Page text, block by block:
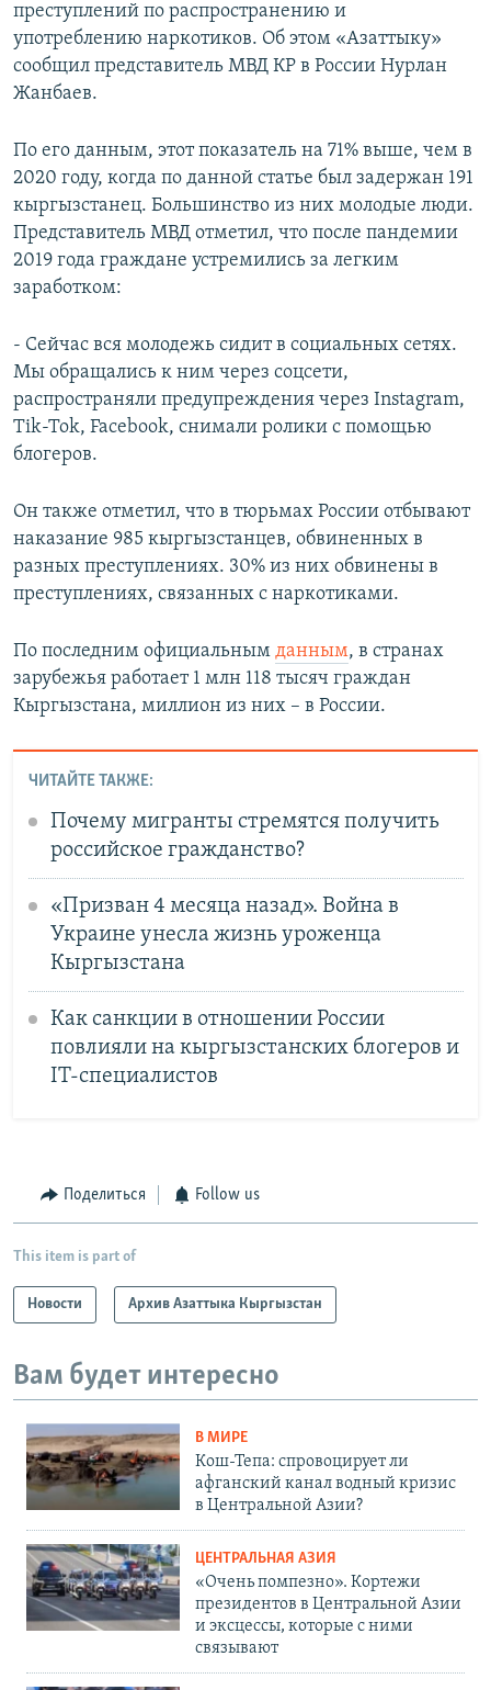
преступлений по распространению и
употреблению наркотиков. Об этом «Азаттыку»
сообщил представитель МВД КР в России Нурлан
Жанбаев.
По его данным, этот показатель на 71% выше, чем в
2020 году, когда по данной статье был задержан 191
кыргызстанец. Большинство из них молодые люди.
Представитель МВД отметил, что после пандемии
2019 года граждане устремились за легким
заработком:
- Сейчас вся молодежь сидит в социальных сетях.
Мы обращались к ним через соцсети,
распространяли предупреждения через Instagram,
Tik-Tok, Facebook, снимали ролики с помощью
блогеров.
Он также отметил, что в тюрьмах России отбывают
наказание 985 кыргызстанцев, обвиненных в
разных преступлениях. 30% из них обвинены в
преступлениях, связанных с наркотиками.
По последним официальным данным, в странах
зарубежья работает 1 млн 118 тысяч граждан
Кыргызстана, миллион из них – в России.
ЧИТАЙТЕ ТАКЖЕ:
Почему мигранты стремятся получить
российское гражданство?
«Призван 4 месяца назад». Война в
Украине унесла жизнь уроженца
Кыргызстана
Как санкции в отношении России
повлияли на кыргызстанских блогеров и
IT-специалистов
Поделиться Follow us
This item is part of
Новости Архив Азаттыка Кыргызстан
Вам будет интересно
В МИРЕ
Кош-Тепа: спровоцирует ли
афганский канал водный кризис
в Центральной Азии?
ЦЕНТРАЛЬНАЯ АЗИЯ
«Очень помпезно». Кортежи
президентов в Центральной Азии
и эксцессы, которые с ними
связывают